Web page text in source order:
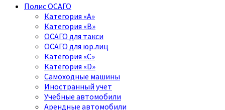
Полис ОСАГО
Категория «A»
Категория «B»
ОСАГО для такси
ОСАГО для юр.лиц
Категория «C»
Категория «D»
Самоходные машины
Иностранный учет
Учебные автомобили
Арендные автомобили